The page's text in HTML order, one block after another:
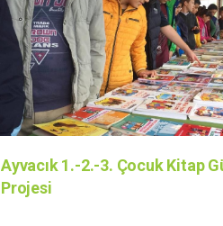
Ayvacık 1.-2.-3. Çocuk Kitap
Projesi